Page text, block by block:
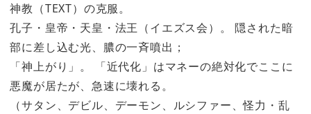
神教（TEXT）の克服。
孔子・皇帝・天皇・法王（イエズス会）。 隠された暗
部に差し込む光、膿の一斉噴出；
「神上がり」。 「近代化」はマネーの絶対化でここに
悪魔が居たが、急速に壊れる。
（サタン、デビル、デーモン、ルシファー、怪力・乱